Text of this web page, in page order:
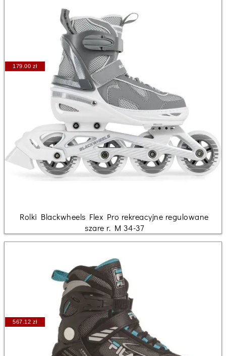
179.00 zł
Rolki Blackwheels Flex Pro rekreacyjne regulowane
szare r. M 34-37
567.12 zł